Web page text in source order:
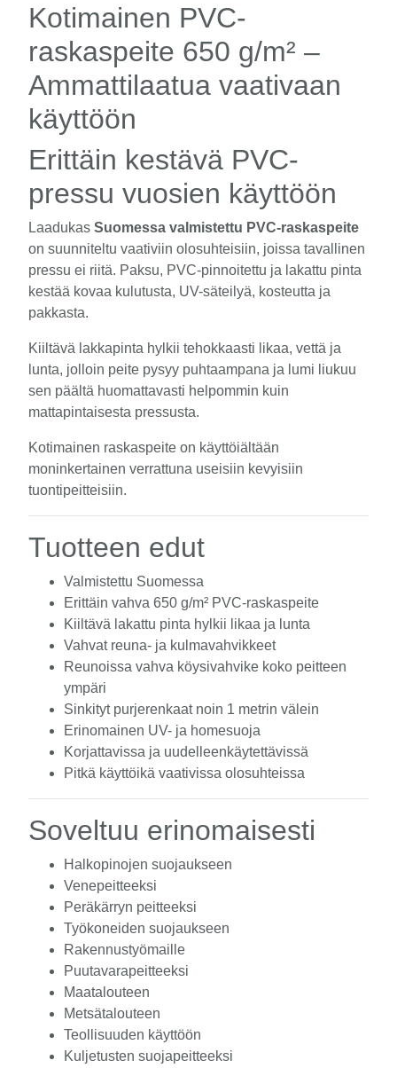
Kotimainen PVC-
raskaspeite 650 g/m² –
Ammattilaatua vaativaan
käyttöön
Erittäin kestävä PVC-
pressu vuosien käyttöön
Laadukas Suomessa valmistettu PVC-raskaspeite
on suunniteltu vaativiin olosuhteisiin, joissa tavallinen
pressu ei riitä. Paksu, PVC-pinnoitettu ja lakattu pinta
kestää kovaa kulutusta, UV-säteilyä, kosteutta ja
pakkasta.
Kiiltävä lakkapinta hylkii tehokkaasti likaa, vettä ja
lunta, jolloin peite pysyy puhtaampana ja lumi liukuu
sen päältä huomattavasti helpommin kuin
mattapintaisesta pressusta.
Kotimainen raskaspeite on käyttöiältään
moninkertainen verrattuna useisiin kevyisiin
tuontipeitteisiin.
Tuotteen edut
Valmistettu Suomessa
Erittäin vahva 650 g/m² PVC-raskaspeite
Kiiltävä lakattu pinta hylkii likaa ja lunta
Vahvat reuna- ja kulmavahvikkeet
Reunoissa vahva köysivahvike koko peitteen
ympäri
Sinkityt purjerenkaat noin 1 metrin välein
Erinomainen UV- ja homesuoja
Korjattavissa ja uudelleenkäytettävissä
Pitkä käyttöikä vaativissa olosuhteissa
Soveltuu erinomaisesti
Halkopinojen suojaukseen
Venepeitteeksi
Peräkärryn peitteeksi
Työkoneiden suojaukseen
Rakennustyömaille
Puutavarapeitteeksi
Maatalouteen
Metsätalouteen
Teollisuuden käyttöön
Kuljetusten suojapeitteeksi